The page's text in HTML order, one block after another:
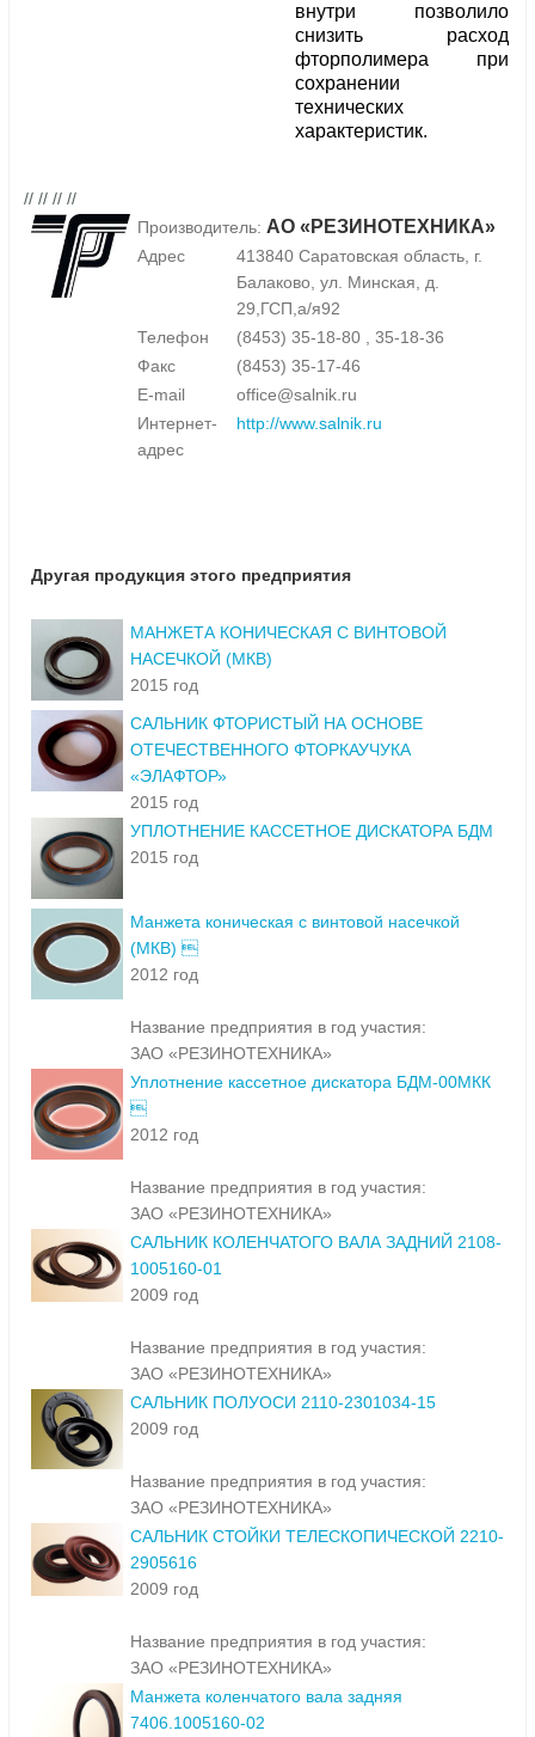
внутри позволило
снизить расход
фторполимера при
сохранении
технических
характеристик.
// // // //
Производитель: АО «РЕЗИНОТЕХНИКА»
Адрес
413840 Саратовская область, г.
Балаково, ул. Минская, д.
29,ГСП,а/я92
Телефон
(8453) 35-18-80 , 35-18-36
Факс
(8453) 35-17-46
E-mail
office@salnik.ru
Интернет-
адрес
http://www.salnik.ru
Другая продукция этого предприятия
МАНЖЕТА КОНИЧЕСКАЯ С ВИНТОВОЙ
НАСЕЧКОЙ (МКВ)
2015 год
САЛЬНИК ФТОРИСТЫЙ НА ОСНОВЕ
ОТЕЧЕСТВЕННОГО ФТОРКАУЧУКА
«ЭЛАФТОР»
2015 год
УПЛОТНЕНИЕ КАССЕТНОЕ ДИСКАТОРА БДМ
2015 год
Манжета коническая с винтовой насечкой
(МКВ) 
2012 год
Название предприятия в год участия:
ЗАО «РЕЗИНОТЕХНИКА»
Уплотнение кассетное дискатора БДМ-00МКК

2012 год
Название предприятия в год участия:
ЗАО «РЕЗИНОТЕХНИКА»
САЛЬНИК КОЛЕНЧАТОГО ВАЛА ЗАДНИЙ 2108-
1005160-01
2009 год
Название предприятия в год участия:
ЗАО «РЕЗИНОТЕХНИКА»
САЛЬНИК ПОЛУОСИ 2110-2301034-15
2009 год
Название предприятия в год участия:
ЗАО «РЕЗИНОТЕХНИКА»
САЛЬНИК СТОЙКИ ТЕЛЕСКОПИЧЕСКОЙ 2210-
2905616
2009 год
Название предприятия в год участия:
ЗАО «РЕЗИНОТЕХНИКА»
Манжета коленчатого вала задняя
7406.1005160-02